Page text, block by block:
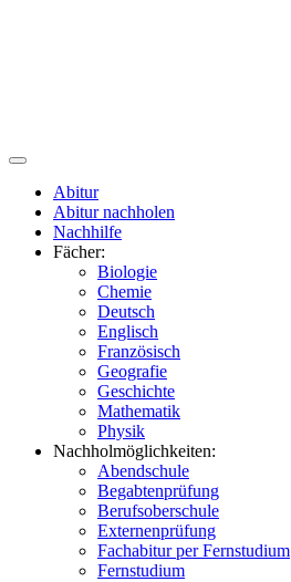
Abitur
Abitur nachholen
Nachhilfe
Fächer:
Biologie
Chemie
Deutsch
Englisch
Französisch
Geografie
Geschichte
Mathematik
Physik
Nachholmöglichkeiten:
Abendschule
Begabtenprüfung
Berufsoberschule
Externenprüfung
Fachabitur per Fernstudium
Fernstudium